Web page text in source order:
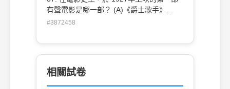
Ballets Russes 舞團，擔任編舞家 (D)在美
有聲電影是哪一部？ (A)《爵士歌手》
（The Jazz Singer） (B)《大國民》
Trip to the Moon） (D)《萬花嬉春》
（Singin' in the Rain）
#3872458
相關試卷